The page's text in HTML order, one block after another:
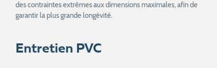
des contraintes extrêmes aux dimensions maximales, afin de
garantir la plus grande longévité.
Entretien PVC